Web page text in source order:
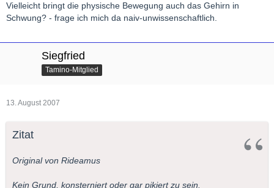
Vielleicht bringt die physische Bewegung auch das Gehirn in
Schwung? - frage ich mich da naiv-unwissenschaftlich.
Siegfried
Tamino-Mitglied
13. August 2007
Zitat
Original von Rideamus
Kein Grund, konsterniert oder gar pikiert zu sein.